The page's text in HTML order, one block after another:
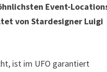
Event-
von Stardesigner Luigi
ist im UFO garantiert